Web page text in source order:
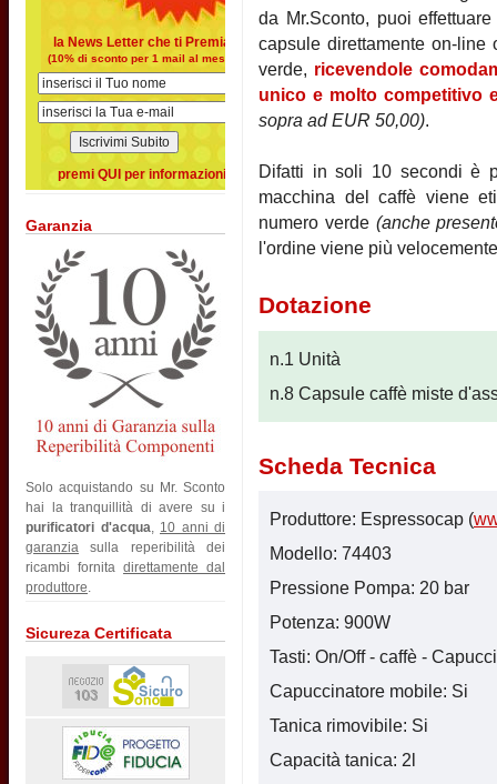
la News Letter che ti Premia
(10% di sconto per 1 mail al mese)
premi QUI per informazioni
Garanzia
Solo acquistando su Mr. Sconto
hai la tranquillità di avere su i
purificatori d'acqua, 10 anni di
garanzia sulla reperibilità dei
ricambi fornita direttamente dal
produttore.
Sicureza Certificata
da Mr.Sconto, puoi
capsule direttamente on-line
verde, ricevendole
unico e molto competitivo
sopra ad EUR 50,00).
Difatti in soli 10 secondi è
macchina del caffè viene
numero verde (anche
l'ordine viene più
Dotazione
n.1 Unità
n.8 Capsule caffè miste
Scheda Tecnica
Produttore: Espressocap (
Modello: 74403
Pressione Pompa: 20 bar
Potenza: 900W
Tasti: On/Off - caffè -
Capuccinatore mobile: Si
Tanica rimovibile: Si
Capacità tanica: 2l